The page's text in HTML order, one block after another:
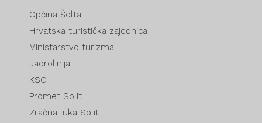
Općina Šolta
Hrvatska turistička zajednica
Ministarstvo turizma
Jadrolinija
KSC
Promet Split
Zračna luka Split